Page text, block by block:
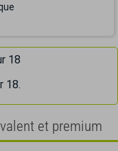
18
18.
et premium